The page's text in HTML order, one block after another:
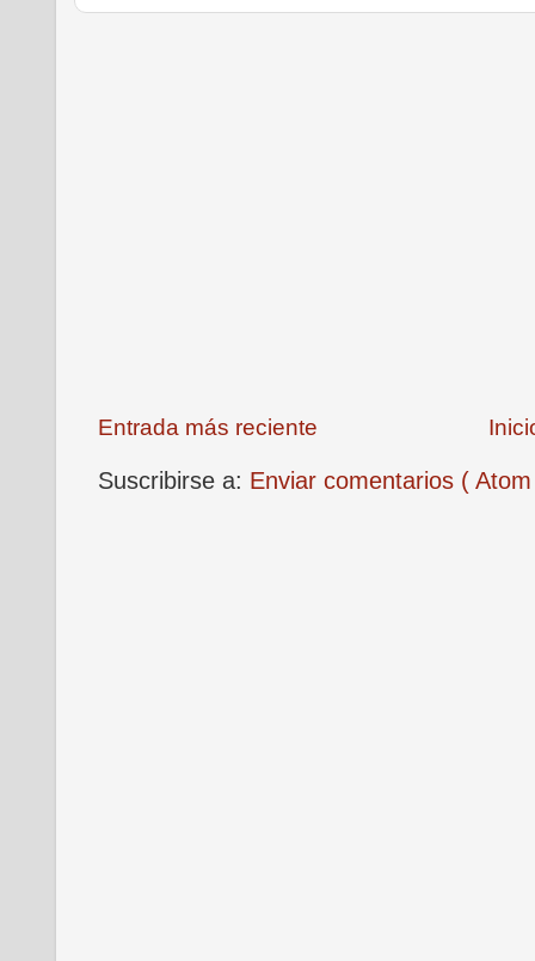
Entrada más reciente
Suscribirse a: Enviar comentarios (